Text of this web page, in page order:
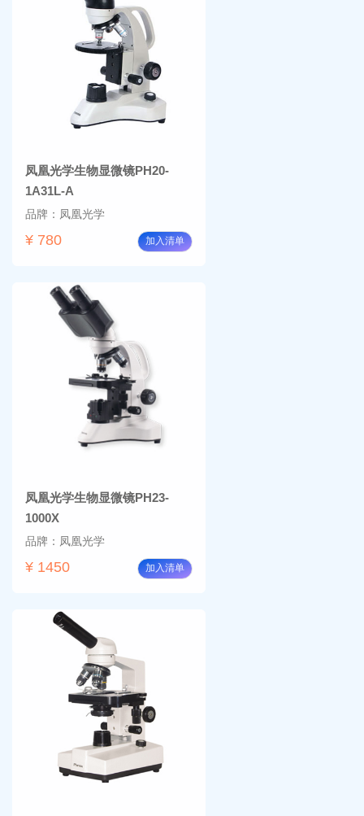
凤凰光学生物显微镜PH20-
1A31L-A
品牌：凤凰光学
¥ 780 加入清单
凤凰光学生物显微镜PH23-
1000X
品牌：凤凰光学
¥ 1450 加入清单